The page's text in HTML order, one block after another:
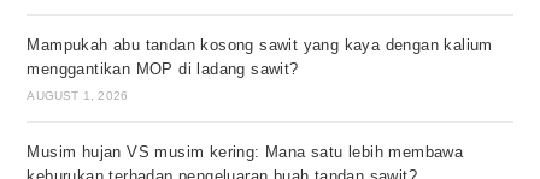
Mampukah abu tandan kosong sawit yang kaya dengan kalium
menggantikan MOP di ladang sawit?
AUGUST 1, 2026
Musim hujan VS musim kering: Mana satu lebih membawa